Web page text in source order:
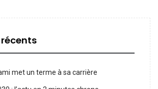
met un terme à sa carrière